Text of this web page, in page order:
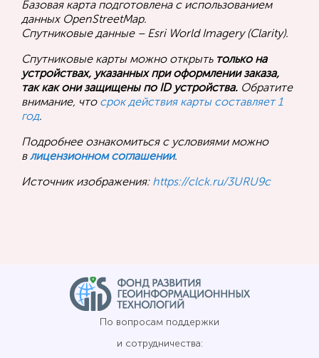
Базовая карта подготовлена с использованием
данных OpenStreetMap.
Спутниковые данные – Esri World Imagery (Clarity).
Спутниковые карты можно открыть только на
устройствах, указанных при оформлении заказа,
так как они защищены по ID устройства. Обратите
внимание, что срок действия карты составляет 1
год.
Подробнее ознакомиться с условиями можно
влицензионном соглашении.
Источник изображения: https://clck.ru/3URU9c
По вопросам поддержки
и сотрудничества: